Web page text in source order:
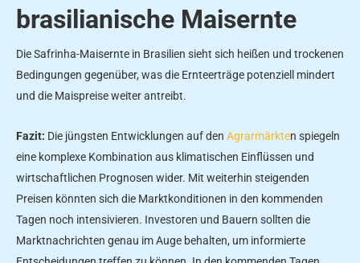
brasilianische Maisernte
Die Safrinha-Maisernte in Brasilien sieht sich heißen und trockenen
Bedingungen gegenüber, was die Ernteerträge potenziell mindert
und die Maispreise weiter antreibt.
Fazit: Die jüngsten Entwicklungen auf den Agrarmärkten spiegeln
eine komplexe Kombination aus klimatischen Einflüssen und
wirtschaftlichen Prognosen wider. Mit weiterhin steigenden
Preisen könnten sich die Marktkonditionen in den kommenden
Tagen noch intensivieren. Investoren und Bauern sollten die
Marktnachrichten genau im Auge behalten, um informierte